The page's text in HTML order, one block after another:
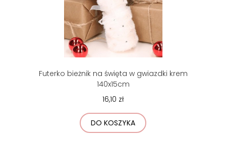
Futerko bieżnik na święta w gwiazdki krem
140x15cm
16,10 zł
DO KOSZYKA